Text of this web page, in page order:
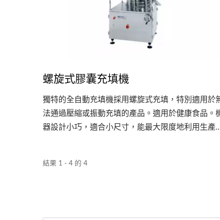
螺旋式膠囊充填機
獨特的全自動充填機採用螺旋式充填，特別適用於
法通過壓縮或振動充填的產品。適用於健康食品。
器設計小巧，適合小尺寸，能最大限度地利用生產
結果 1 - 4 的 4